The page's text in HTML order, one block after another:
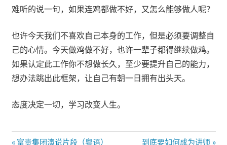
难听的说一句，如果连鸡都做不好，又怎么能够做人呢？
也许今天我们不喜欢自己本身的工作，但是必须要调整自
己的心情。今天做鸡做不好，也许一辈子都得继续做鸡。
如果认定此工作你不想做长久，至少要提升自己的能力，
想办法跳出此框架，让自己有朝一日拥有出头天。
态度决定一切，学习改变人生。
Previous
富贵集团演说片段（粤语） Next
到底要如何成为讲师